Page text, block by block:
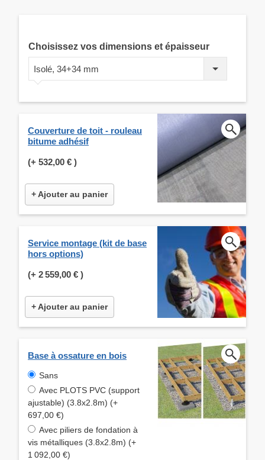
Choisissez vos dimensions et épaisseur
Isolé, 34+34 mm
Couverture de toit - rouleau
bitume adhésif
(+ 532,00 € )
+ Ajouter au panier
Service montage (kit de base
hors options)
(+ 2 559,00 € )
+ Ajouter au panier
Base à ossature en bois
Sans
Avec PLOTS PVC (support
ajustable) (3.8x2.8m) (+
697,00 €)
Avec piliers de fondation à
vis métalliques (3.8x2.8m) (+
1 092,00 €)